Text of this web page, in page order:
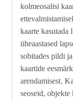
kolmeosalisi
kaarte kasutada
üheaastased
sobitades pildi
kaartide
arendamisest.
seoseid, objekte